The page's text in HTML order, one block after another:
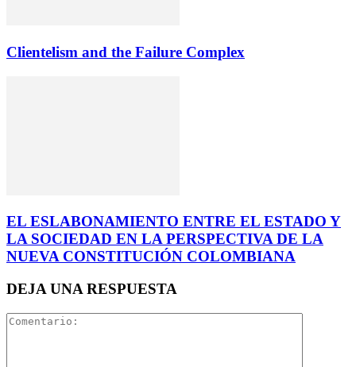
Clientelism and the Failure Complex
EL ESLABONAMIENTO ENTRE EL ESTADO Y
LA SOCIEDAD EN LA PERSPECTIVA DE LA
NUEVA CONSTITUCIÓN COLOMBIANA
DEJA UNA RESPUESTA